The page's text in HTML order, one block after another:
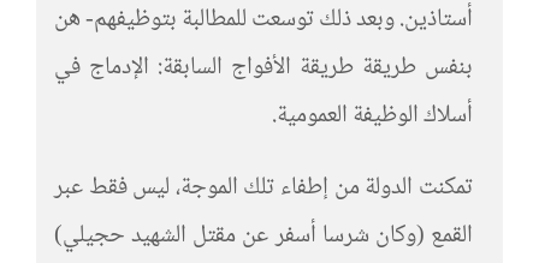
أستاذين. وبعد ذلك توسعت للمطالبة بتوظيفهم- هن
بنفس طريقة طريقة الأفواج السابقة: الإدماج في
أسلاك الوظيفة العمومية.
تمكنت الدولة من إطفاء تلك الموجة، ليس فقط عبر
القمع (وكان شرسا أسفر عن مقتل الشهيد حجيلي)